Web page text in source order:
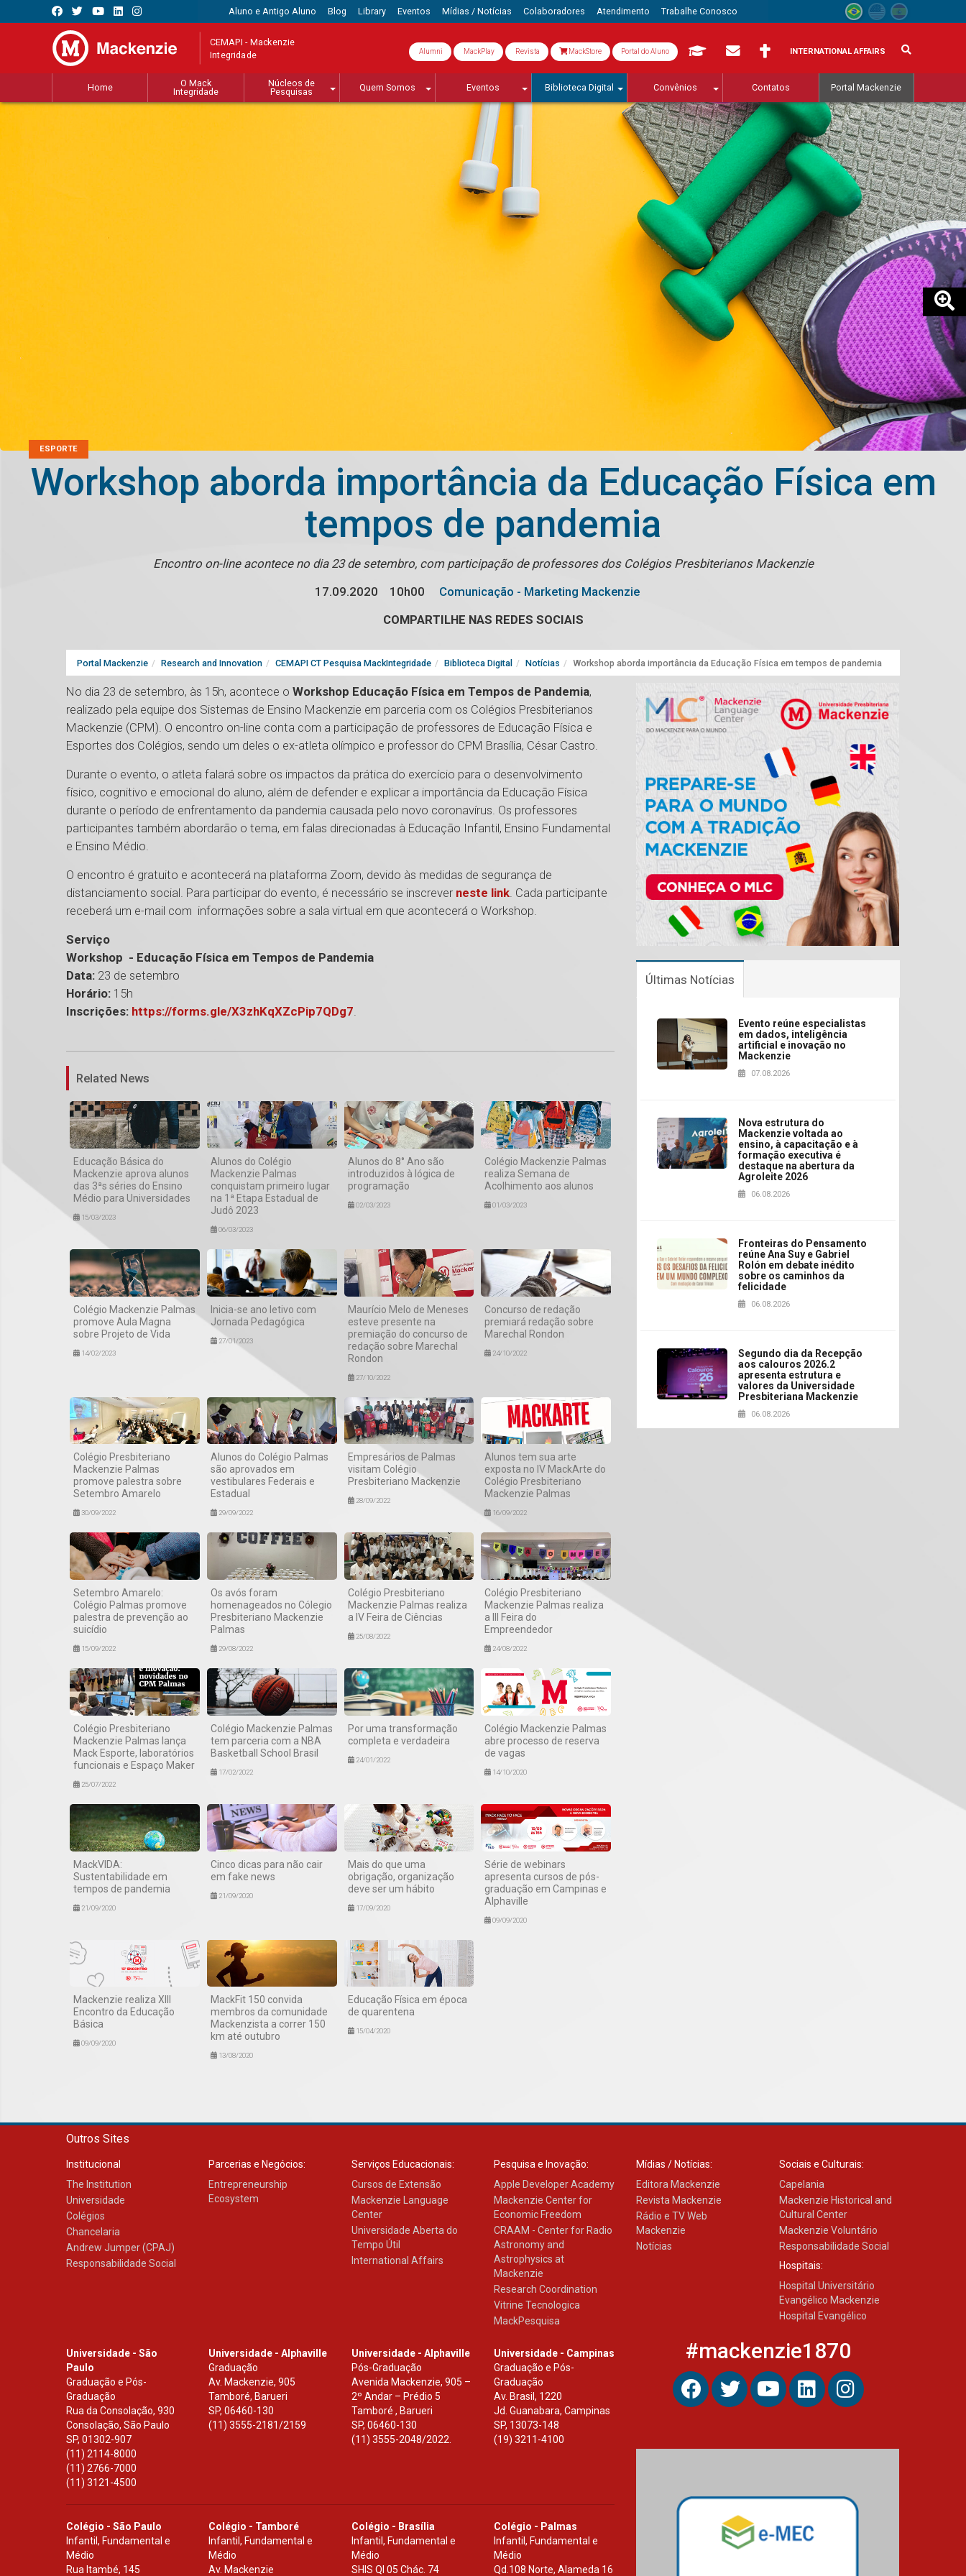
Aluno e Antigo Aluno Blog Library Eventos Mídias / Notícias Colaboradores Atendimento Trabalhe Conosco
CEMAPI - Mackenzie
Integridade Alumni MackPlay Revista MackStore Portal do Aluno INTERNATIONAL AFFAIRS
Home
O Mack
Integridade
Núcleos de
Pesquisas
Quem Somos Eventos Biblioteca Digital Convênios Contatos Portal Mackenzie
ESPORTE
Workshop aborda importância da Educação Física em
tempos de pandemia
Encontro on-line acontece no dia 23 de setembro, com participação de professores dos Colégios Presbiterianos Mackenzie
17.09.2020
10h00
Comunicação - Marketing Mackenzie
COMPARTILHE NAS REDES SOCIAIS
Portal Mackenzie Research and Innovation CEMAPI CT Pesquisa MackIntegridade Biblioteca Digital Notícias Workshop aborda importância da Educação Física em tempos de pandemia
No dia 23 de setembro, às 15h, acontece o Workshop Educação Física em Tempos de Pandemia,
realizado pela equipe dos Sistemas de Ensino Mackenzie em parceria com os Colégios Presbiterianos
Mackenzie (CPM). O encontro on-line conta com a participação de professores de Educação Física e
Esportes dos Colégios, sendo um deles o ex-atleta olímpico e professor do CPM Brasília, César Castro.
Durante o evento, o atleta falará sobre os impactos da prática do exercício para o desenvolvimento
físico, cognitivo e emocional do aluno, além de defender e explicar a importância da Educação Física
durante o período de enfrentamento da pandemia causada pelo novo coronavírus. Os professores
participantes também abordarão o tema, em falas direcionadas à Educação Infantil, Ensino Fundamental
e Ensino Médio.
O encontro é gratuito e acontecerá na plataforma Zoom, devido às medidas de segurança de
distanciamento social. Para participar do evento, é necessário se inscrever neste link. Cada participante
receberá um e-mail com informações sobre a sala virtual em que acontecerá o Workshop.
Serviço
Workshop - Educação Física em Tempos de Pandemia
Data: 23 de setembro
Horário: 15h
Inscrições: https://forms.gle/X3zhKqXZcPip7QDg7.
1
Related News
Educação Básica do
Mackenzie aprova alunos
das 3ªs séries do Ensino
Médio para Universidades
15/03/2023
Alunos do Colégio
Mackenzie Palmas
conquistam primeiro lugar
na 1ª Etapa Estadual de
Judô 2023
06/03/2023
Alunos do 8° Ano são
introduzidos à lógica de
programação
02/03/2023
Colégio Mackenzie Palmas
realiza Semana de
Acolhimento aos alunos
01/03/2023
Colégio Mackenzie Palmas
promove Aula Magna
sobre Projeto de Vida
14/02/2023
Inicia-se ano letivo com
Jornada Pedagógica
27/01/2023
Maurício Melo de Meneses
esteve presente na
premiação do concurso de
redação sobre Marechal
Rondon
27/10/2022
Concurso de redação
premiará redação sobre
Marechal Rondon
24/10/2022
Colégio Presbiteriano
Mackenzie Palmas
promove palestra sobre
Setembro Amarelo
30/09/2022
Alunos do Colégio Palmas
são aprovados em
vestibulares Federais e
Estadual
29/09/2022
Empresários de Palmas
visitam Colégio
Presbiteriano Mackenzie
28/09/2022
Alunos tem sua arte
exposta no IV MackArte do
Colégio Presbiteriano
Mackenzie Palmas
16/09/2022
Setembro Amarelo:
Colégio Palmas promove
palestra de prevenção ao
suicídio
15/09/2022
Os avós foram
homenageados no Cólegio
Presbiteriano Mackenzie
Palmas
29/08/2022
Colégio Presbiteriano
Mackenzie Palmas realiza
a IV Feira de Ciências
25/08/2022
Colégio Presbiteriano
Mackenzie Palmas realiza
a III Feira do
Empreendedor
24/08/2022
Colégio Presbiteriano
Mackenzie Palmas lança
Mack Esporte, laboratórios
funcionais e Espaço Maker
25/07/2022
Colégio Mackenzie Palmas
tem parceria com a NBA
Basketball School Brasil
17/02/2022
Por uma transformação
completa e verdadeira
24/01/2022
Colégio Mackenzie Palmas
abre processo de reserva
de vagas
14/10/2020
MackVIDA:
Sustentabilidade em
tempos de pandemia
21/09/2020
Cinco dicas para não cair
em fake news
21/09/2020
Mais do que uma
obrigação, organização
deve ser um hábito
17/09/2020
Série de webinars
apresenta cursos de pós-
graduação em Campinas e
Alphaville
09/09/2020
Mackenzie realiza XIII
Encontro da Educação
Básica
09/09/2020
MackFit 150 convida
membros da comunidade
Mackenzista a correr 150
km até outubro
13/08/2020
Educação Física em época
de quarentena
15/04/2020
Últimas Notícias
Evento reúne especialistas
em dados, inteligência
artificial e inovação no
Mackenzie
07.08.2026
Nova estrutura do
Mackenzie voltada ao
ensino, à capacitação e à
formação executiva é
destaque na abertura da
Agroleite 2026
06.08.2026
Fronteiras do Pensamento
reúne Ana Suy e Gabriel
Rolón em debate inédito
sobre os caminhos da
felicidade
06.08.2026
Segundo dia da Recepção
aos calouros 2026.2
apresenta estrutura e
valores da Universidade
Presbiteriana Mackenzie
06.08.2026
Outros Sites
Institucional
The Institution
Universidade
Colégios
Chancelaria
Andrew Jumper (CPAJ)
Responsabilidade Social
Parcerias e Negócios:
Entrepreneurship
Ecosystem
Serviços Educacionais:
Cursos de Extensão
Mackenzie Language
Center
Universidade Aberta do
Tempo Útil
International Affairs
Pesquisa e Inovação:
Apple Developer Academy
Mackenzie Center for
Economic Freedom
CRAAM - Center for Radio
Astronomy and
Astrophysics at
Mackenzie
Research Coordination
Vitrine Tecnologica
MackPesquisa
Mídias / Notícias:
Editora Mackenzie
Revista Mackenzie
Rádio e TV Web
Mackenzie
Notícias
Sociais e Culturais:
Capelania
Mackenzie Historical and
Cultural Center
Mackenzie Voluntário
Responsabilidade Social
Hospitais:
Hospital Universitário
Evangélico Mackenzie
Hospital Evangélico
Universidade - São
Paulo
Graduação e Pós-
Graduação
Rua da Consolação, 930
Consolação, São Paulo
SP, 01302-907
(11) 2114-8000
(11) 2766-7000
(11) 3121-4500
Universidade - Alphaville
Graduação
Av. Mackenzie, 905
Tamboré, Barueri
SP,06460-130
(11) 3555-2181/2159
Universidade - Alphaville
Pós-Graduação
Avenida Mackenzie, 905 –
2º Andar – Prédio 5
Tamboré , Barueri
SP, 06460-130
(11) 3555-2048/2022.
Universidade - Campinas
Graduação e Pós-
Graduação
Av. Brasil, 1220
Jd. Guanabara, Campinas
SP, 13073-148
(19) 3211-4100
Colégio - São Paulo
Infantil, Fundamental e
Médio
Rua Itambé, 145
Colégio - Tamboré
Infantil, Fundamental e
Médio
Av. Mackenzie
Colégio - Brasília
Infantil, Fundamental e
Médio
SHIS Ql 05 Chác. 74
Colégio - Palmas
Infantil, Fundamental e
Médio
Qd.108 Norte, Alameda 16
#mackenzie1870